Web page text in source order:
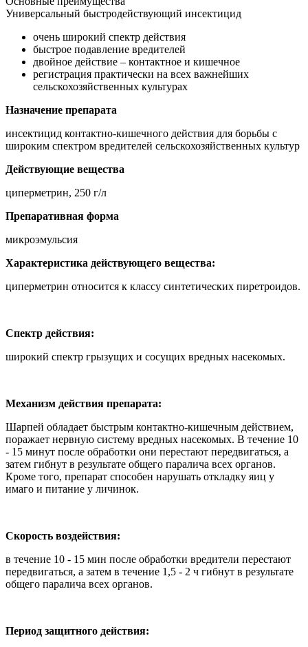
Универсальный быстродействующий инсектицид
очень широкий спектр действия
быстрое подавление вредителей
двойное действие – контактное и кишечное
регистрация практически на всех важнейших
сельскохозяйственных культурах
Назначение препарата
инсектицид контактно-кишечного действия для борьбы с
широким спектром вредителей сельскохозяйственных культур
Действующие вещества
циперметрин, 250 г/л
Препаративная форма
микроэмульсия
Характеристика действующего вещества:
циперметрин относится к классу синтетических пиретроидов.
Спектр действия:
широкий спектр грызущих и сосущих вредных насекомых.
Механизм действия препарата:
Шарпей обладает быстрым контактно-кишечным действием,
поражает нервную систему вредных насекомых. В течение 10
- 15 минут после обработки они перестают передвигаться, а
затем гибнут в результате общего паралича всех органов.
Кроме того, препарат способен нарушать откладку яиц у
имаго и питание у личинок.
Скорость воздействия:
в течение 10 - 15 мин после обработки вредители перестают
передвигаться, а затем в течение 1,5 - 2 ч гибнут в результате
общего паралича всех органов.
Период защитного действия: